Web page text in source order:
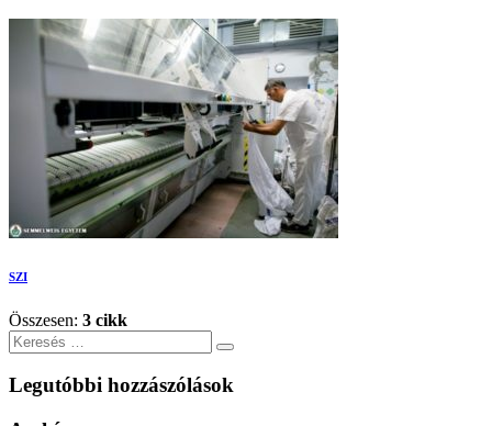
SZI
Összesen: 3 cikk
Keresés
Legutóbbi hozzászólások